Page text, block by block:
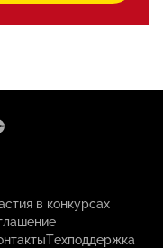
в конкурсах
Техподдержка